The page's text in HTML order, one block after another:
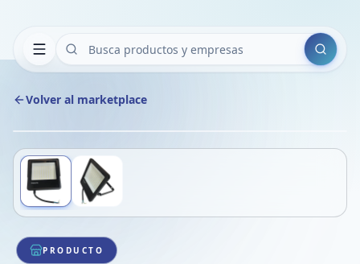
Buscar
Volver al marketplace
1/2
PRODUCTO